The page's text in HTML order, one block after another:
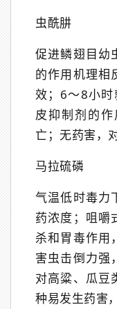
虫酰肼
促进鳞翅目幼
的作用机理相
效；6～8小
皮抑制剂的
亡；无药害，
马拉硫磷
气温低时毒力
药浓度；咀嚼
杀和胃毒作用
害虫击倒力强
对高粱、瓜豆
种易发生药害